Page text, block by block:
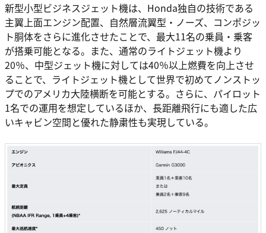
新型小型ビジネスジェット機は、Honda独自の技術である
主翼上面エンジン配置、自然層流翼型・ノーズ、コンポジッ
ト胴体をさらに進化させたことで、最大11名の乗員・乗客
が搭乗可能となる。また、通常のライトジェット機より
20％、中型ジェット機に対しては40％以上燃費を向上させ
ることで、ライトジェット機として世界で初めてノンストッ
プでのアメリカ大陸横断を可能とする。さらに、パイロット
1名での運用を想定しているほか、長距離飛行にも適した広
いキャビン空間と優れた静粛性も実現している。